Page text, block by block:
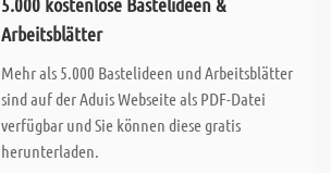
Arbeitsblätter
Mehr als 5.000 Bastelideen und Arbeitsblätter
sind auf der Aduis Webseite als PDF-Datei
verfügbar und Sie können diese gratis
herunterladen.